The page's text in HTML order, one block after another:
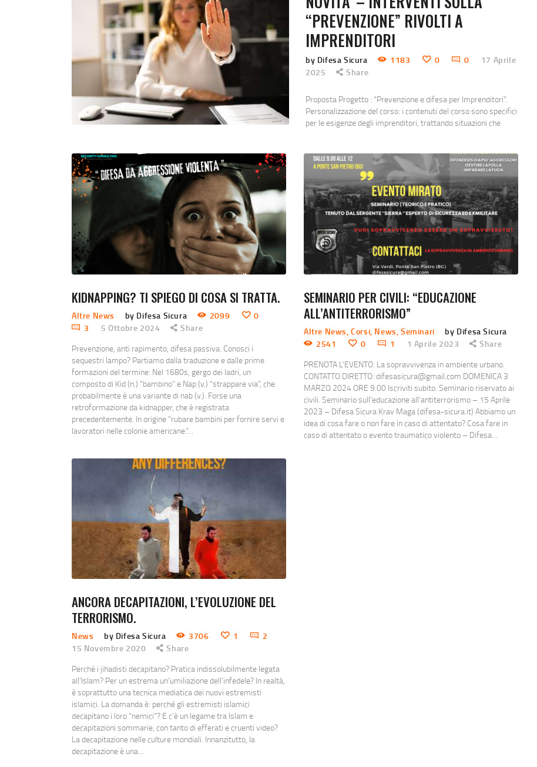
“PREVENZIONE” RIVOLTI A
IMPRENDITORI
by Difesa Sicura 1183 0 0
17 Aprile
2025
Share
Proposta Progetto : “Prevenzione e difesa per Imprenditori”.
Personalizzazione del corso: i contenuti del corso sono specifici
per le esigenze degli imprenditori, trattando situazioni che
93048390160) si occupa dal 2009, nella provincia di Bergamo
e Milano, di corsi – conferenze – seminari che spaziano dalla
difesa e…
KIDNAPPING? TI SPIEGO DI COSA SI TRATTA.
Altre News by Difesa Sicura 2099
0
3
5 Ottobre 2024
Share
Prevenzione, anti rapimento, difesa passiva. Conosci i
sequestri lampo? Partiamo dalla traduzione e dalle prime
formazioni del termine: Nel 1680s, gergo dei ladri, un
composto di Kid (n.) “bambino” e Nap (v.) “strappare via”, che
probabilmente è una variante di nab (v.). Forse una
retroformazione da kidnapper, che è registrata
precedentemente. In origine “rubare bambini per fornire servi e
lavoratori nelle colonie americane.”…
SEMINARIO PER CIVILI: “EDUCAZIONE
ALL’ANTITERRORISMO”
Altre News,Corsi, News,Seminari
by Difesa Sicura
2541
0 1 1 Aprile 2023
Share
PRENOTA L’EVENTO. La sopravvivenza in ambiente urbano.
CONTATTO DIRETTO: difesasicura@gmail.com DOMENICA 3
MARZO 2024 ORE 9.00 Iscriviti subito. Seminario riservato ai
civili. Seminario sull’educazione all’antiterrorismo – 15 Aprile
2023 – Difesa Sicura Krav Maga (difesa-sicura.it) Abbiamo un
idea di cosa fare o non fare in caso di attentato? Cosa fare in
caso di attentato o evento traumatico violento – Difesa…
ANCORA DECAPITAZIONI, L’EVOLUZIONE DEL
TERRORISMO.
News by Difesa Sicura 3706 1
2
15 Novembre 2020
Share
Perché i jihadisti decapitano? Pratica indissolubilmente legata
all’Islam? Per un estrema un’umiliazione dell’infedele? In realtà,
è soprattutto una tecnica mediatica dei nuovi estremisti
islamici. La domanda è: perché gli estremisti islamici
decapitano i loro “nemici”? E c’è un legame tra Islam e
decapitazioni sommarie, con tanto di efferati e cruenti video?
La decapitazione nelle culture mondiali. Innanzitutto, la
decapitazione è una…